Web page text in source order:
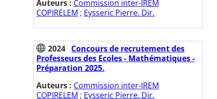
Auteurs : Commission inter-IREM
COPIRELEM ; Eysseric Pierre. Dir.
2024 Concours de recrutement des
Professeurs des Ecoles - Mathématiques -
Préparation 2025.
Auteurs : Commission inter-IREM
COPIRELEM ; Eysseric Pierre. Dir.